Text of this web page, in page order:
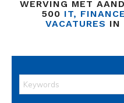
WERVING MET
500 IT,
VACATURES IN